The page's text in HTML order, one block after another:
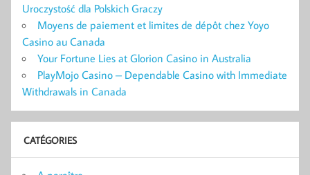
Uroczystość dla Polskich Graczy
Moyens de paiement et limites de dépôt chez Yoyo
Casino au Canada
Your Fortune Lies at Glorion Casino in Australia
PlayMojo Casino – Dependable Casino with Immediate
Withdrawals in Canada
CATÉGORIES